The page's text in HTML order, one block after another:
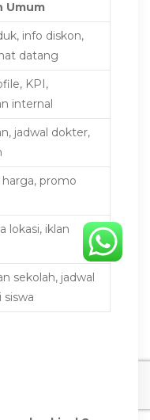
Umum
info diskon,
datang
KPI,
internal
jadwal dokter,
promo
lokasi, iklan
sekolah, jadwal
siswa